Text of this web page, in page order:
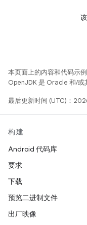
本页面上的内容和代码示
OpenJDK 是 Oracle 和/或
最后更新时间 (UTC)：
构建
Android 代码库
要求
下载
预览二进制文件
出厂映像